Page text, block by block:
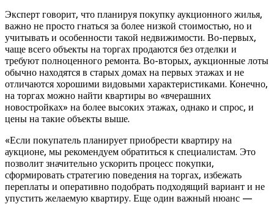
Эксперт говорит, что планируя покупку аукционного жилья,
важно не просто гнаться за более низкой стоимостью, но и
учитывать и особенности такой недвижимости. Во-первых,
чаще всего объекты на торгах продаются без отделки и
требуют полноценного ремонта. Во-вторых, аукционные лоты
обычно находятся в старых домах на первых этажах и не
отличаются хорошими видовыми характеристиками. Конечно,
на торгах можно найти квартиры во «вчерашних
новостройках» на более высоких этажах, однако и спрос, и
цены на такие объекты выше.
«Если покупатель планирует приобрести квартиру на
аукционе, мы рекомендуем обратиться к специалистам. Это
позволит значительно ускорить процесс покупки,
сформировать стратегию поведения на торгах, избежать
переплаты и оперативно подобрать подходящий вариант и не
упустить желаемую квартиру. Еще один важный нюанс —